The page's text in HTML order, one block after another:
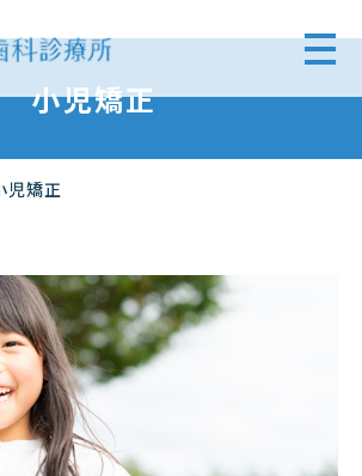
小児矯正
児矯正